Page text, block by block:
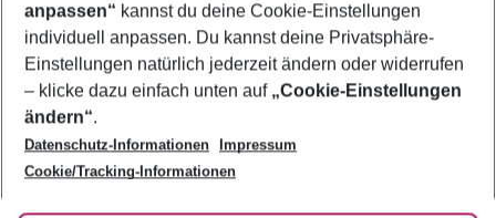
Footer
Footer navigation
Über uns
AGB
Bestpreisgarantie
Cookie-Einstellungen ändern
Cookie-Richtlinie
Agenturbetreuung
Barrierefreies Reisen
Folge uns
anpassen“ kannst du deine Cookie-Einstellungen
individuell anpassen. Du kannst deine Privatsphäre-
Einstellungen natürlich jederzeit ändern oder widerrufen
– klicke dazu einfach unten auf „Cookie-Einstellungen
ändern“.
Datenschutz-Informationen
Impressum
Cookie/Tracking-Informationen